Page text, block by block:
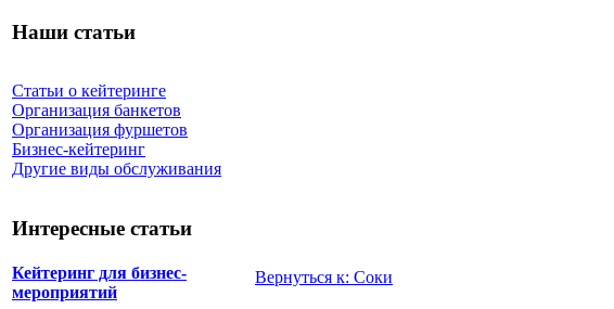
Наши статьи
Статьи о кейтеринге
Организация банкетов
Организация фуршетов
Бизнес-кейтеринг
Другие виды обслуживания
Интересные статьи
Кейтеринг для бизнес-
мероприятий
Вернуться к: Соки